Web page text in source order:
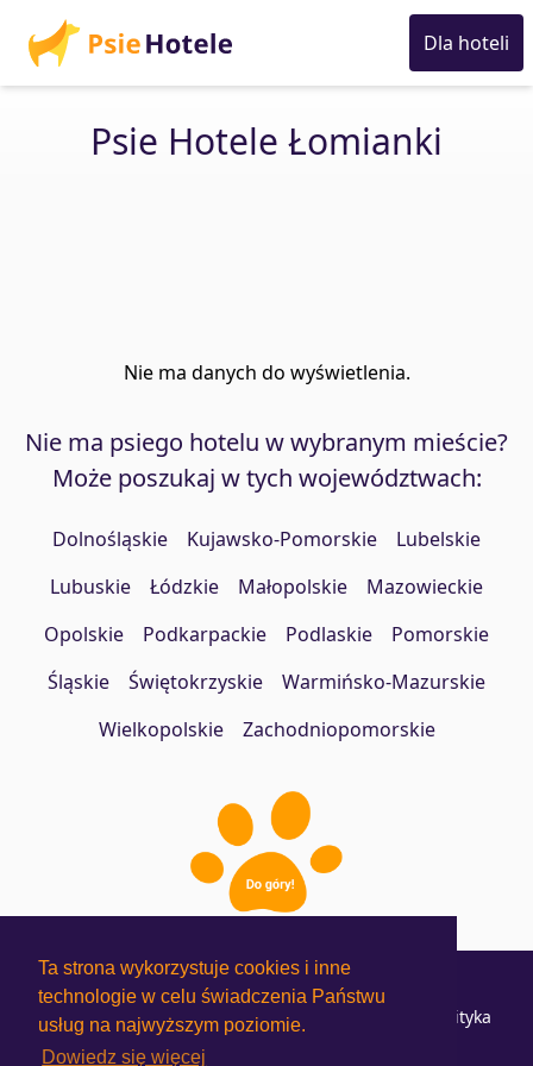
Ta strona wykorzystuje cookies i inne
technologie w celu świadczenia Państwu
usług na najwyższym poziomie.
Dowiedz się więcej
Dla hoteli
Psie Hotele Łomianki
Nie ma danych do wyświetlenia.
Nie ma psiego hotelu w wybranym mieście?
Może poszukaj w tych województwach:
Dolnośląskie Kujawsko-Pomorskie
Lubelskie
Lubuskie
Łódzkie Małopolskie
Mazowieckie
Opolskie
Podkarpackie Podlaskie
Pomorskie
Śląskie
Świętokrzyskie
Warmińsko-Mazurskie
Wielkopolskie
Zachodniopomorskie
Jak to działa?
Cennik
Regulamin Użytkowników
Regulamin Hoteli
Polityka
prywatności